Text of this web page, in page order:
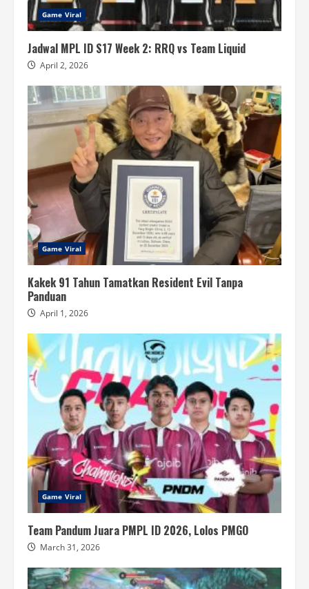
Game Viral
Jadwal MPL ID S17 Week 2: RRQ vs Team Liquid
April 2, 2026
Game Viral
Kakek 91 Tahun Tamatkan Resident Evil Tanpa
Panduan
April 1, 2026
Game Viral
Team Pandum Juara PMPL ID 2026, Lolos PMGO
March 31, 2026